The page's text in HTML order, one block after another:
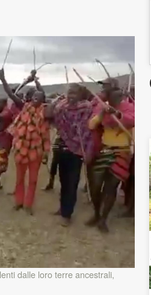
dalle loro terre ancestrali,